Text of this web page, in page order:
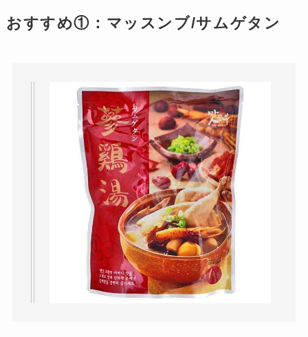
おすすめ①：マッスンブ/サムゲタン